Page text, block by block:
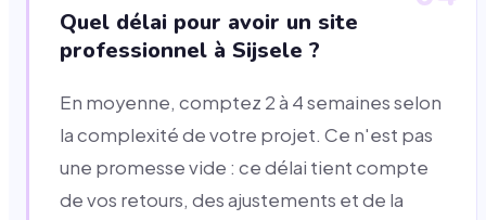
Quel délai pour avoir un site
professionnel à Sijsele ?
En moyenne, comptez 2 à 4 semaines selon
la complexité de votre projet. Ce n'est pas
une promesse vide : ce délai tient compte
de vos retours, des ajustements et de la